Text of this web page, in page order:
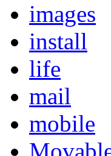
images
install
life
mail
mobile